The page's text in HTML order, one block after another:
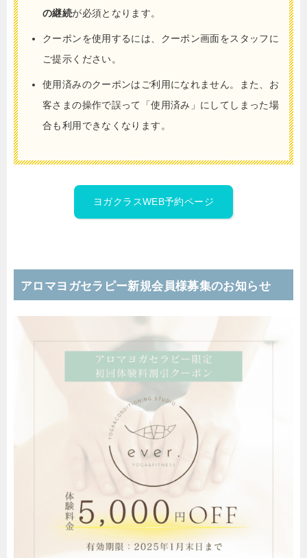
の継続が必須となります。
クーポンを使用するには、クーポン画面をスタッフに
ご提示ください。
使用済みのクーポンはご利用になれません。また、お
客さまの操作で誤って「使用済み」にしてしまった場
合も利用できなくなります。
ヨガクラスWEB予約ページ
アロマヨガセラピー新規会員様募集のお知らせ